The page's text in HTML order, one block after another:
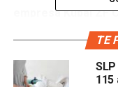
empresa Kubal ZF
cuyo nombre
Gabriel salazar, el
patronales las
empresa estaba
TE
115